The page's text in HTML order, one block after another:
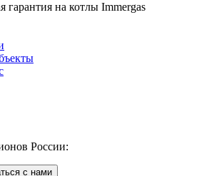
гарантия на котлы Immergas
России:
с нами